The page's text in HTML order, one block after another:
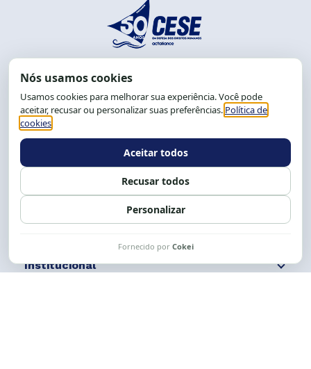
End.: R. da Graça, 150. Graça
CEP: 40.150-055
Salvador-BA, Brasil.
Tel.: (71) 2104-5457, Cel.: (71) 9 9239-2104 ou 2105
Expediente: 8h às 12h e 13 às 17h.
Siga nossas redes Fale conosco
Institucional